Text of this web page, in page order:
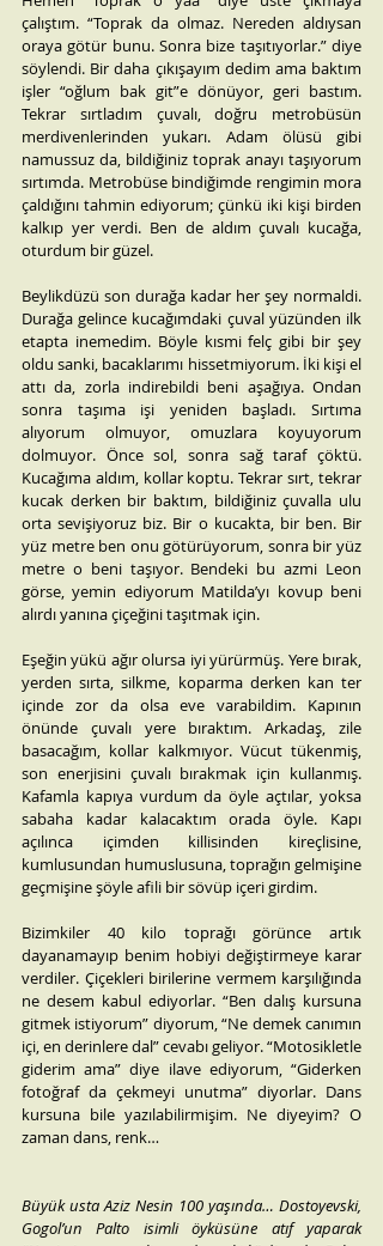
çalıştım. “Toprak da olmaz. Nereden aldıysan
oraya götür bunu. Sonra bize taşıtıyorlar.” diye
söylendi. Bir daha çıkışayım dedim ama baktım
işler “oğlum bak git”e dönüyor, geri bastım.
Tekrar sırtladım çuvalı, doğru metrobüsün
merdivenlerinden yukarı. Adam ölüsü gibi
namussuz da, bildiğiniz toprak anayı taşıyorum
sırtımda. Metrobüse bindiğimde rengimin mora
çaldığını tahmin ediyorum; çünkü iki kişi birden
kalkıp yer verdi. Ben de aldım çuvalı kucağa,
oturdum bir güzel.
Beylikdüzü son durağa kadar her şey normaldi.
Durağa gelince kucağımdaki çuval yüzünden ilk
etapta inemedim. Böyle kısmi felç gibi bir şey
oldu sanki, bacaklarımı hissetmiyorum. İki kişi el
attı da, zorla indirebildi beni aşağıya. Ondan
sonra taşıma işi yeniden başladı. Sırtıma
alıyorum olmuyor, omuzlara koyuyorum
dolmuyor. Önce sol, sonra sağ taraf çöktü.
Kucağıma aldım, kollar koptu. Tekrar sırt, tekrar
kucak derken bir baktım, bildiğiniz çuvalla ulu
orta sevişiyoruz biz. Bir o kucakta, bir ben. Bir
yüz metre ben onu götürüyorum, sonra bir yüz
metre o beni taşıyor. Bendeki bu azmi Leon
görse, yemin ediyorum Matilda’yı kovup beni
alırdı yanına çiçeğini taşıtmak için.
Eşeğin yükü ağır olursa iyi yürürmüş. Yere bırak,
yerden sırta, silkme, koparma derken kan ter
içinde zor da olsa eve varabildim. Kapının
önünde çuvalı yere bıraktım. Arkadaş, zile
basacağım, kollar kalkmıyor. Vücut tükenmiş,
son enerjisini çuvalı bırakmak için kullanmış.
Kafamla kapıya vurdum da öyle açtılar, yoksa
sabaha kadar kalacaktım orada öyle. Kapı
açılınca içimden killisinden kireçlisine,
kumlusundan humuslusuna, toprağın gelmişine
geçmişine şöyle afili bir sövüp içeri girdim.
Bizimkiler 40 kilo toprağı görünce artık
dayanamayıp benim hobiyi değiştirmeye karar
verdiler. Çiçekleri birilerine vermem karşılığında
ne desem kabul ediyorlar. “Ben dalış kursuna
gitmek istiyorum” diyorum, “Ne demek canımın
içi, en derinlere dal” cevabı geliyor. “Motosikletle
giderim ama” diye ilave ediyorum, “Giderken
fotoğraf da çekmeyi unutma” diyorlar. Dans
kursuna bile yazılabilirmişim. Ne diyeyim? O
zaman dans, renk…
Büyük usta Aziz Nesin 100 yaşında… Dostoyevski,
Gogol’un Palto isimli öyküsüne atıf yaparak